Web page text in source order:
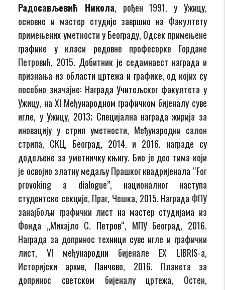
Радосављевић Никола, рођен 1991. у Ужицу,
основне и мастер студије завршио на Факултету
примењених уметности у Београду, Одсек примењене
графике у класи редовне професорке Гордане
Петровић, 2015. Добитник је седамнаест награда и
признања из области цртежа и графике, од којих су
посебно значајне: Награда Учитељског факултета у
Ужицу, на XI Међународном графичком бијеналу суве
игле, у Ужицу, 2013; Специјална награда жирија за
иновацију у стрип уметности, Међународни салон
стрипа, СКЦ, Београд, 2014. и 2016. награде су
додељене за уметничку књигу. Био је део тима који
је освојио златну медаљу Прашког квадријенала “For
provoking a dialogue”, националног наступа
студентске секције, Праг, Чешка, 2015. Награда ФПУ
занајбољи графички лист на мастер студијама из
Фонда „Михајло С. Петров“, МПУ Београд, 2016.
Награда за допринос техници суве игле и графички
лист, VI међународни бијенале EX LIBRIS-a,
Историјски архив, Панчево, 2016. Плакета за
допринос светском бијеналу цртежа, Остен,